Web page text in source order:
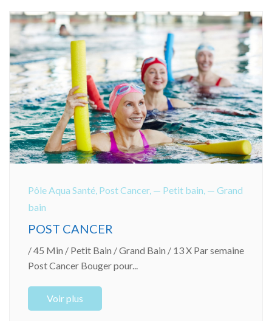
Pôle Aqua Santé, Post Cancer, — Petit bain, — Grand
bain
POST CANCER
/ 45 Min / Petit Bain / Grand Bain / 13 X Par semaine
Post Cancer Bouger pour...
Voir plus